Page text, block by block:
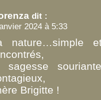
dit :
2024 à 5:33
nature…simple
sagesse
Brigitte !